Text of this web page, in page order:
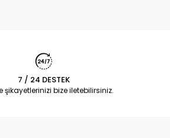
7 / 24 DESTEK
şikayetlerinizi bize iletebilirsiniz.